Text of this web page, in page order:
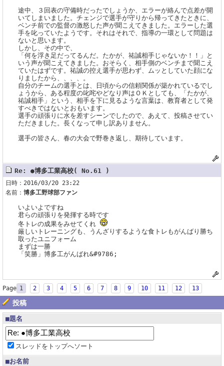
途中、３回表の守備時だったでしょうか、エラーが絡んで点差が開
いてしまいました。チェンジで選手が守りから帰ってきたときに、
ベンチ前での監督の激怒した声が聞こえてきました。エラーした選
手を叱っていたようです。それはそれで、指導の一環として問題は
ないと思います。
しかし、その中で、
「何を浮き足だってるんだ。たかが、祐誠相手じゃないか！！」と
いう声が聞こえてきました。おそらく、相手側のベンチまで聞こえ
ていたはずです。祐誠の控え選手が思わず、ムッとしていた顔にな
りましたから、、、、。
自分のチームの選手とは、日頃からの信頼関係が築かれているでし
ょうから、ある程度の叱咤やどなり声はＯＫとしても、「たかが、
祐誠相手」という、相手を下に見るような言葉は、教育者として発
すべきではないとおもいます。
選手の頑張りに水を差すシーンでしたので、あえて、投稿させてい
ただきました。長くなって申し訳ありません。
選手の皆さん、春の大会で野巻き返し、期待しています。
Re: ●博多工業高校( No.61 )
日時：2016/03/20 23:22
名前： 博多工野球部ファン
いよいよですね
君らの頑張りを発揮する時です
冬トレの成果をみせてくれ
厳しいトレーニングも、うんざりするような食トレもがんばり勝ち
取ったユニフォーム
まずは一勝
「笑勝」博多工がんばれ&#9786;
Page 1 2 3 4 5 6 7 8 9 10 11 12 13
投稿
■題名
スレッドをトップへソート
■お名前